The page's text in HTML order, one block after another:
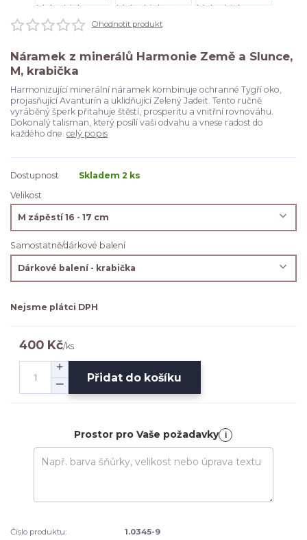
Ohodnotit produkt
Náramek z minerálů Harmonie Země a Slunce,
M, krabička
Harmonizující minerální náramek kombinuje ochranné Tygří oko,
projasňující Avanturín a uklidňující Zelený Jadeit. Tento ručně
vyráběný šperk přitahuje štěstí, prosperitu a vnitřní rovnováhu.
Dokonalý talisman, který posílí vaši odvahu a vnese radost do
každého dne. celý popis
Dostupnost
Skladem 2 ks
Velikost
Samostatně/dárkové balení
Nejsme plátci DPH
400 Kč/ks
Přidat do košíku
Prostor pro Vaše požadavky i
Číslo produktu:
1.0345-9